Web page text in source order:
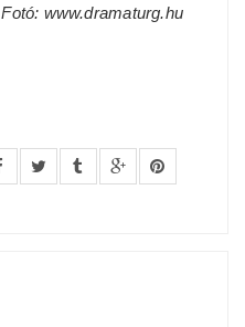
Fotó: www.dramaturg.hu